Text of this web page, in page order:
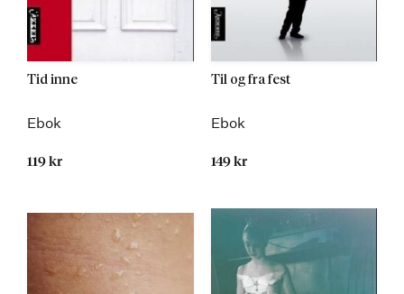
Tid inne
Ebok
119 kr
Til og fra fest
Ebok
149 kr